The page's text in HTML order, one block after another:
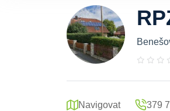
Navigovat 379